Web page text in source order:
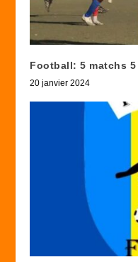
Football: 5 matchs
20 janvier 2024